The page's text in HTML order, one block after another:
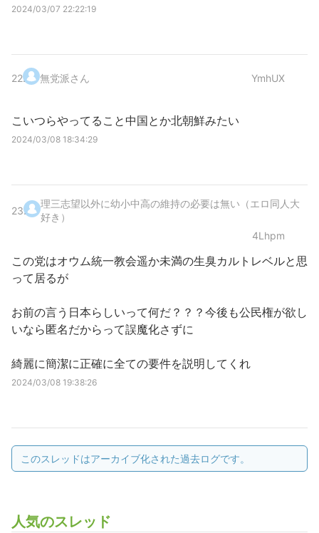
2024/03/07 22:22:19
22. 無党派さん YmhUX
こいつらやってること中国とか北朝鮮みたい
2024/03/08 18:34:29
23.
理三志望以外に幼小中高の維持の必要は無い（エロ同人大
好き）
4Lhpm
この党はオウム統一教会遥か未満の生臭カルトレベルと思
って居るが
お前の言う日本らしいって何だ？？？今後も公民権が欲し
いなら匿名だからって誤魔化さずに
綺麗に簡潔に正確に全ての要件を説明してくれ
2024/03/08 19:38:26
このスレッドはアーカイブ化された過去ログです。
人気のスレッド